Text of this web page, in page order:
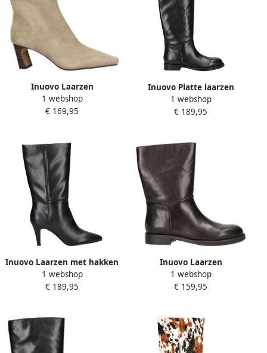
Inuovo Laarzen
1 webshop
€ 169,95
Inuovo Platte laarzen
1 webshop
€ 189,95
Inuovo Laarzen met hakken
Laarzen
1 webshop
€ 189,95
Inuovo Laarzen
1 webshop
€ 159,95